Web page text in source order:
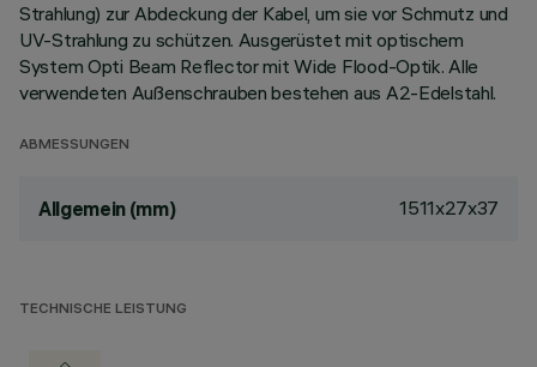
Strahlung) zur Abdeckung der Kabel, um sie vor Schmutz und
UV-Strahlung zu schützen. Ausgerüstet mit optischem
System Opti Beam Reflector mit Wide Flood-Optik. Alle
verwendeten Außenschrauben bestehen aus A2-Edelstahl.
ABMESSUNGEN
Allgemein (mm) 1511x27x37
TECHNISCHE LEISTUNG